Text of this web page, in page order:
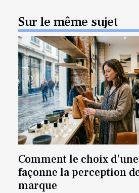
Sur le même sujet
Comment le choix
façonne la perception
marque